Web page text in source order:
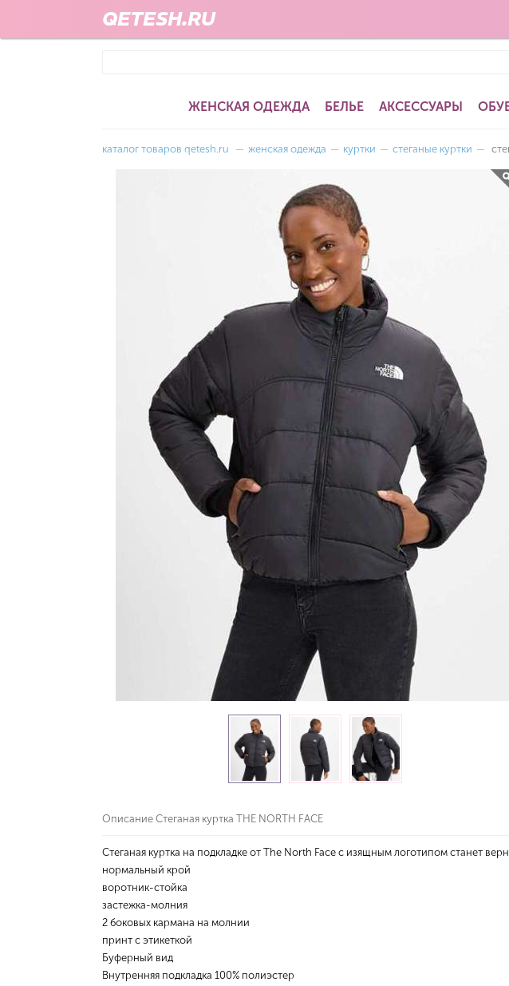
QETESH.RU
ЖЕНСКАЯ ОДЕЖДА БЕЛЬЕ АКСЕССУАРЫ
каталог товаров qetesh.ru — женская одежда — куртки — стеганые куртки —
Описание Стеганая куртка THE NORTH FACE
Стеганая куртка на подкладке от The North Face с изящным логотипом станет
нормальный крой
воротник-стойка
застежка-молния
2 боковых кармана на молнии
принт с этикеткой
Буферный вид
Внутренняя подкладка 100% полиэстер